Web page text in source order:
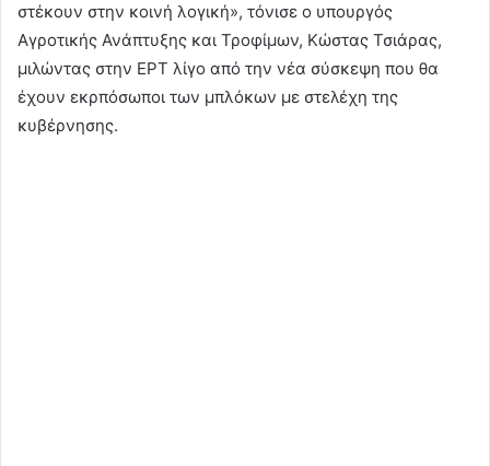
στέκουν στην κοινή λογική», τόνισε ο υπουργός
Αγροτικής Ανάπτυξης και Τροφίμων, Κώστας Τσιάρας,
μιλώντας στην ΕΡΤ λίγο από την νέα σύσκεψη που θα
έχουν εκρπόσωποι των μπλόκων με στελέχη της
κυβέρνησης.